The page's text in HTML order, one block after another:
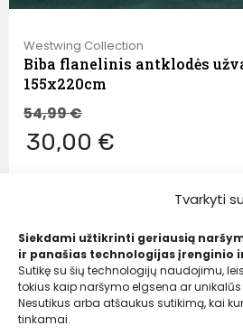
Tvarkyti
Siekdami užtikrinti geriausią
ir panašias technologijas įrenginio
Sutikę su šių technologijų naudojimu,
tokius kaip naršymo elgsena ar
Nesutikus arba atšaukus sutikimą, kai
tinkamai.
Westwing Collection
Biba flanelinis antklodės
155x220cm
54,99€
30,00 €